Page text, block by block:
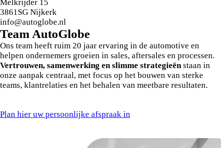
Melkrijder 15
3861SG Nijkerk
info@autoglobe.nl
TeamAutoGlobe
Ons team heeft ruim 20 jaar ervaring in de automotive en
helpen ondernemers groeien in sales, aftersales en processen.
Vertrouwen, samenwerking en slimme strategieënstaan in
onze aanpak centraal, met focus op het bouwen van sterke
teams, klantrelaties en het behalen van meetbare resultaten.
Plan hier uw persoonlijke afspraak in